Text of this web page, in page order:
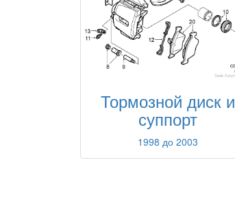
Тормозной диск и
суппорт
1998 до 2003